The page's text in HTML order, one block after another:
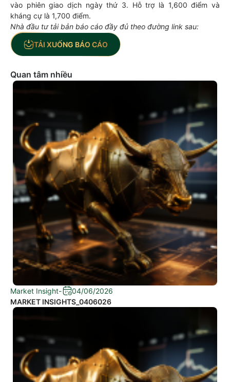
vào phiên giao dịch ngày thứ 3. Hỗ trợ là 1,600 điểm và
kháng cự là 1,700 điểm.
Nhà đầu tư tải bản báo cáo đầy đủ theo đường link sau:
TẢI XUỐNG BÁO CÁO
Quan tâm nhiều
Market Insight-
04/06/2026
MARKET INSIGHTS_0406026